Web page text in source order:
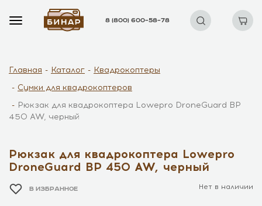
8 (800) 600–58–78
Главная Каталог
Квадрокоптеры
Сумки для квадрокоптеров
Рюкзак для квадрокоптера Lowepro DroneGuard BP
450 AW, черный
Рюкзак для квадрокоптера Lowepro
DroneGuard BP 450 AW, черный
В ИЗБРАННОЕ Нет в наличии